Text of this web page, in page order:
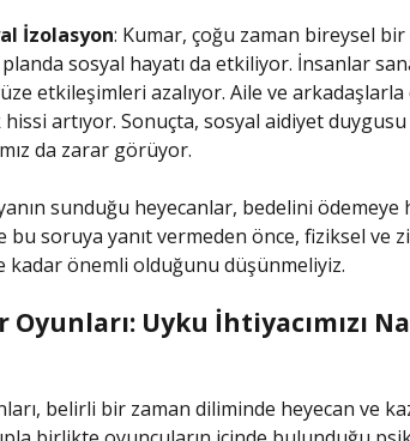
İzolasyon: Kumar, çoğu zaman bireysel
sosyal hayatı da etkiliyor. İnsanlar
etkileşimleri azalıyor. Aile ve
hissi artıyor. Sonuçta, sosyal aidiyet duygusu
da zarar görüyor.
sunduğu heyecanlar, bedelini ödemeye
soruya yanıt vermeden önce, fiziksel ve
kadar önemli olduğunu düşünmeliyiz.
Oyunları: Uyku İhtiyacımızı
belirli bir zaman diliminde heyecan ve